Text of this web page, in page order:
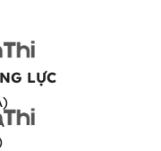
LỰC